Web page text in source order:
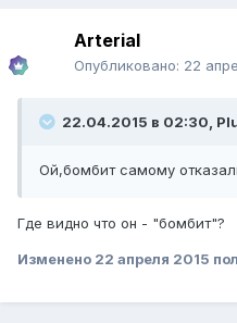
Arterial
Опубликовано: 22
22.04.2015 в 02:30,
Ой,бомбит самому
Где видно что он - "бомбит"?
Изменено 22 апреля 2015